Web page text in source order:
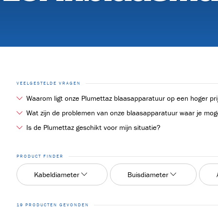
KABELTRANSPORTEURS
GLASVEZEL INBLAASMACHINES(19)
ULTIMAZ
VEELGESTELDE VRAGEN
Waarom ligt onze Plumettaz blaasapparatuur op een hoger
Wat zijn de problemen van onze blaasapparatuur waar je
Is de Plumettaz geschikt voor mijn situatie?
PRODUCT FINDER
Kabeldiameter Buisdiameter
19 PRODUCTEN GEVONDEN